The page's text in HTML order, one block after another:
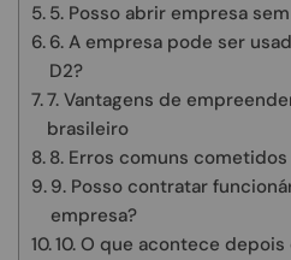
5. Posso abrir empresa
6. A empresa pode ser
D2?
7. Vantagens de
brasileiro
8. Erros comuns
9. Posso contratar
empresa?
10. O que acontece